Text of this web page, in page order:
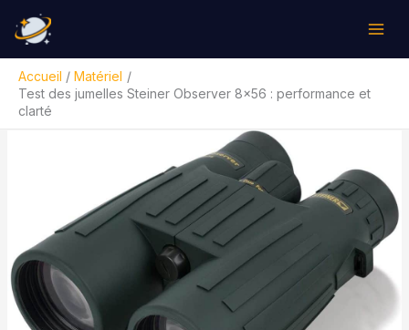
contenu
Accueil
Matériel
Test des jumelles Steiner Observer 8×56 : performance et
clarté
Rechercher